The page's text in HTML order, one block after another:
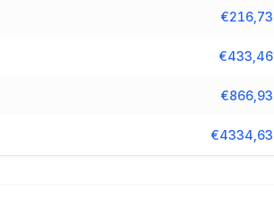
€216,73
€433,46
€866,93
€4334,63